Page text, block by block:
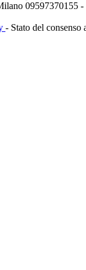
09597370155
- Stato del consenso